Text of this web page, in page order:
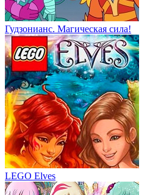
Гудзонианс. Магическая сила!
LEGO Elves